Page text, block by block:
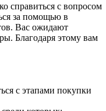
справиться с вопросом
за помощью в
Вас ожидают
Благодаря этому вам
с этапами покупки